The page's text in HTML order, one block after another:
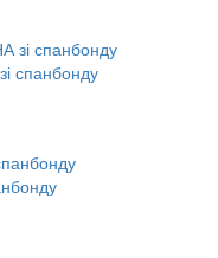
спанбонду